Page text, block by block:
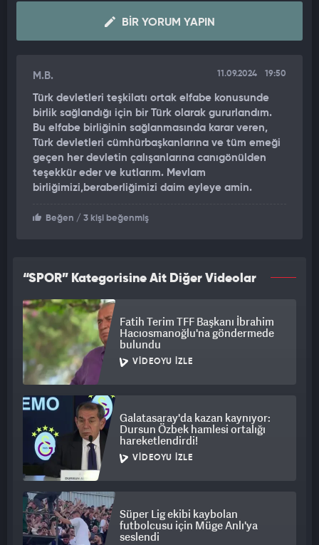
Latin tabanlı Ortak Türk Alfabesi projesinin kapsamlı şekilde
geliştirilmesi gereken hususlara ilişkin gerekli tespitleri
yaptıkları vurgulanan açıklamada, şunlar kaydedildi:
"Bu özverili çalışmanın sonucunda, 34 harften oluşan Ortak
Türk Alfabesi önerisi üzerinde uzlaşıldı. Önerilen alfabedeki
her harf, Türk dillerinde bulunan farklı fonemleri temsil
işbirliğini teşvik ederken, onların dil mirasını da
korumaktadır." değerlendirmesinde bulunuldu.
Türk Akademisi ve Türk Dil Kurumu olarak bu süreçteki değerli
katkılarından dolayı Türk devletlerinin hükümetlerine ve
komisyon üyelerine teşekkür edilen açıklamada, "İlgili tüm
kurumlar, önerilen Ortak Türk Alfabesi'nin uygulanmasını etkin
şekilde desteklemeye davet edilmektedir." ifadesine yer
verildi.
BAZI SESLER ALFABEYE DAHİL EDİLMEYECEK
Uzlaşıya göre bazı Türk halklarında var olmayan sesler,
alfabenin, Türk dünyası ülkelerini birleştirici bir adım olarak
görülüyor.
BIR YORUM YAPIN
M.B. 11.09.2024 19:50
Türk devletleri teşkilatı ortak elfabe konusunde
birlik sağlandığı için bir Türk olarak gururlandım.
Bu elfabe birliğinin sağlanmasında karar veren,
Türk devletleri cümhürbaşkanlarına ve tüm emeği
geçen her devletin çalışanlarına canıgönülden
teşekkür eder ve kutlarım. Mevlam
birliğimizi,beraberliğimizi daim eyleye amin.
Beğen / 3 kişi beğenmiş
“SPOR” Kategorisine Ait Diğer Videolar
Fatih Terim TFF Başkanı İbrahim
Hacıosmanoğlu'na göndermede
bulundu
VIDEOYU İZLE
Galatasaray'da kazan kaynıyor:
Dursun Özbek hamlesi ortalığı
hareketlendirdi!
VIDEOYU İZLE
Süper Lig ekibi kaybolan
futbolcusu için Müge Anlı'ya
seslendi